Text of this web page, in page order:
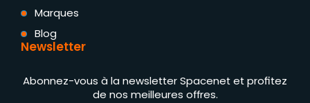
Marques
Blog
Newsletter
Abonnez-vous à la newsletter Spacenet et profitez
de nos meilleures offres.